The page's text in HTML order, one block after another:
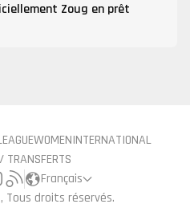
Zoug en prêt
WOMENINTERNATIONAL
TRANSFERTS
Français
Tous droits réservés.